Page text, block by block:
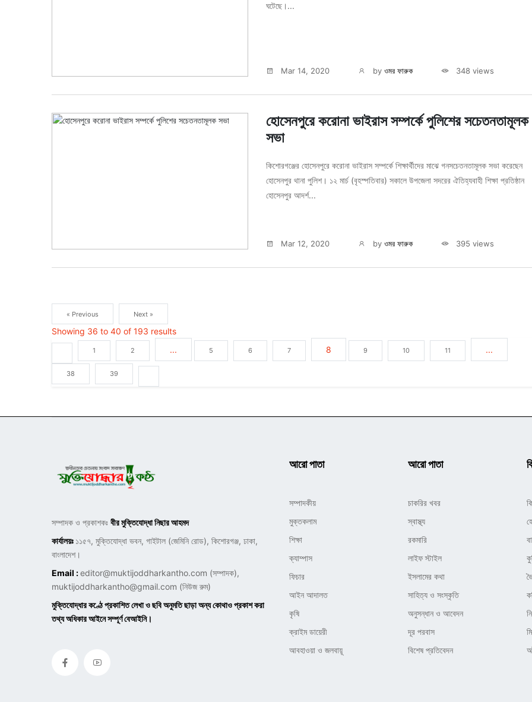
ঘটেছে।...
Mar 14, 2020 byওমর ফারুক 348 views
হোসেনপুরে করোনা ভাইরাস সম্পর্কে পুলিশের সচেতনতামূলক
সভা
কিশোরগঞ্জের হোসেনপুরে করোনা ভাইরাস সম্পর্কে শিক্ষার্থীদের মাঝে গনসচেতনতামূলক সভা করেছেন
হোসেনপুর থানা পুলিশ। ১২ মার্চ (বৃহস্পতিবার) সকালে উপজেলা সদরের ঐতিহ্যবাহী শিক্ষা প্রতিষ্ঠান
হোসেনপুর আদর্শ...
Mar 12, 2020 byওমর ফারুক 395 views
« Previous Next »
Showing 36 to 40 of 193 results
1 2 ... 5 6 7 8 9 10 11 ...
38 39
সম্পাদক ও প্রকাশকঃ বীর মুক্তিযোদ্ধা নিছার আহমদ
কার্যালয়ঃ ১১৫৭, মুক্তিযোদ্ধা ভবন, গাইটাল (জেমিনি রোড), কিশোরগঞ্জ, ঢাকা,
বাংলাদেশ।
Email :editor@muktijoddharkantho.com (সম্পাদক),
muktijoddharkantho@gmail.com (নিউজ রুম)
মুক্তিযোদ্ধার কণ্ঠে প্রকাশিত লেখা ও ছবি অনুমতি ছাড়া অন্য কোথাও প্রকাশ করা
তথ্য অধিকার আইনে সম্পূর্ণ বেআইনি।
আরো পাতা
সম্পাদকীয়
মুক্তকলাম
শিক্ষা
ক্যাম্পাস
ফিচার
আইন আদালত
কৃষি
ক্রাইম ডায়েরী
আবহাওয়া ও জলবায়ূ
আরো পাতা
চাকরির খবর
স্বাস্থ্য
রকমারি
লাইফ স্টাইল
ইসলামের কথা
সাহিত্য ও সংস্কৃতি
অনুসন্ধান ও আবেদন
দূর পরবাস
বিশেষ প্রতিবেদন